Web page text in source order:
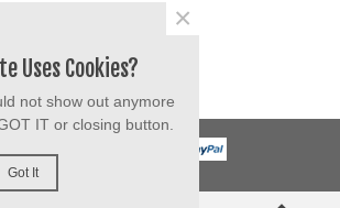
Uses Cookies?
not show out anymore
IT or closing button.
Got It
×